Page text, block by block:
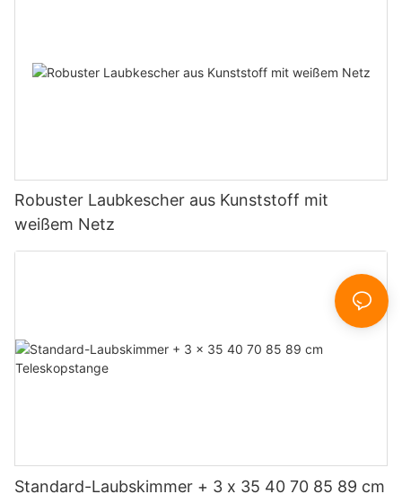
Robuster Laubkescher aus Kunststoff mit
weißem Netz
Standard-Laubskimmer + 3 x 35 40 70 85 89 cm